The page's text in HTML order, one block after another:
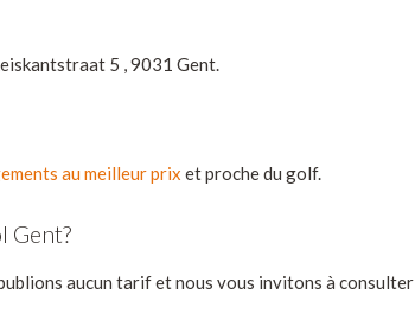
5 , 9031 Gent.
au meilleur prix et proche du golf.
Gent?
aucun tarif et nous vous invitons à consulter